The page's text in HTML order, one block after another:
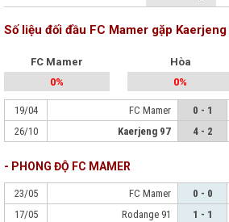
Số liệu đối đầu FC Mamer gặp
FC Mamer
0%
Hòa
0%
19/04 FC Mamer 0 - 1
26/10
Kaerjeng 97 4 - 2
- PHONG ĐỘ FC MAMER
23/05 FC Mamer 0 - 0
17/05
Rodange 91 1 - 1